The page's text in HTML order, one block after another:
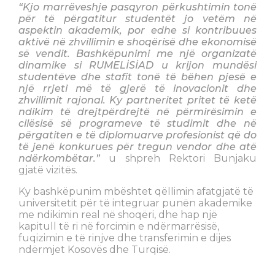
“Kjo marrëveshje pasqyron përkushtimin tonë
për të përgatitur studentët jo vetëm në
aspektin akademik, por edhe si kontribuues
aktivë në zhvillimin e shoqërisë dhe ekonomisë
së vendit. Bashkëpunimi me një organizatë
dinamike si RUMELİSİAD u krijon mundësi
studentëve dhe stafit tonë të bëhen pjesë e
një rrjeti më të gjerë të inovacionit dhe
zhvillimit rajonal. Ky partneritet pritet të ketë
ndikim të drejtpërdrejtë në përmirësimin e
cilësisë së programeve të studimit dhe në
përgatiten e të diplomuarve profesionist që do
të jenë konkurues për tregun vendor dhe atë
ndërkombëtar.” u shpreh Rektori Bunjaku
gjatë vizitës.
Ky bashkëpunim mbështet qëllimin afatgjatë të
universitetit për të integruar punën akademike
me ndikimin real në shoqëri, dhe hap një
kapitull të ri në forcimin e ndërmarrësisë,
fuqizimin e të rinjve dhe transferimin e dijes
ndërmjet Kosovës dhe Turqisë.